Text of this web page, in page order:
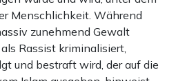
Menschlichkeit. Während
zunehmend Gewalt
als Rassist kriminalisiert,
und bestraft wird, der auf die